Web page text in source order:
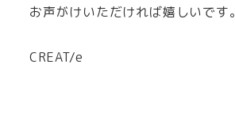
お声がけいただければ嬉しいです。
CREAT/e